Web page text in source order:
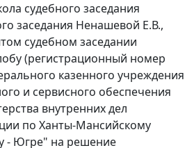
судебного заседания
заседания Ненашевой Е.В.,
судебном заседании
(регистрационный номер
казенного учреждения
и сервисного обеспечения
внутренних дел
по Ханты-Мансийскому
- Югре" на решение